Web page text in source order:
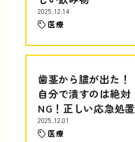
2025.12.14
医療
歯茎から膿が出た！
自分で潰すのは絶対
NG！正しい応急処置
2025.12.01
医療